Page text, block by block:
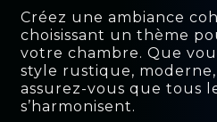
Créez une ambiance
choisissant un thème
votre chambre. Que
style rustique,
assurez-vous que tous
s’harmonisent.